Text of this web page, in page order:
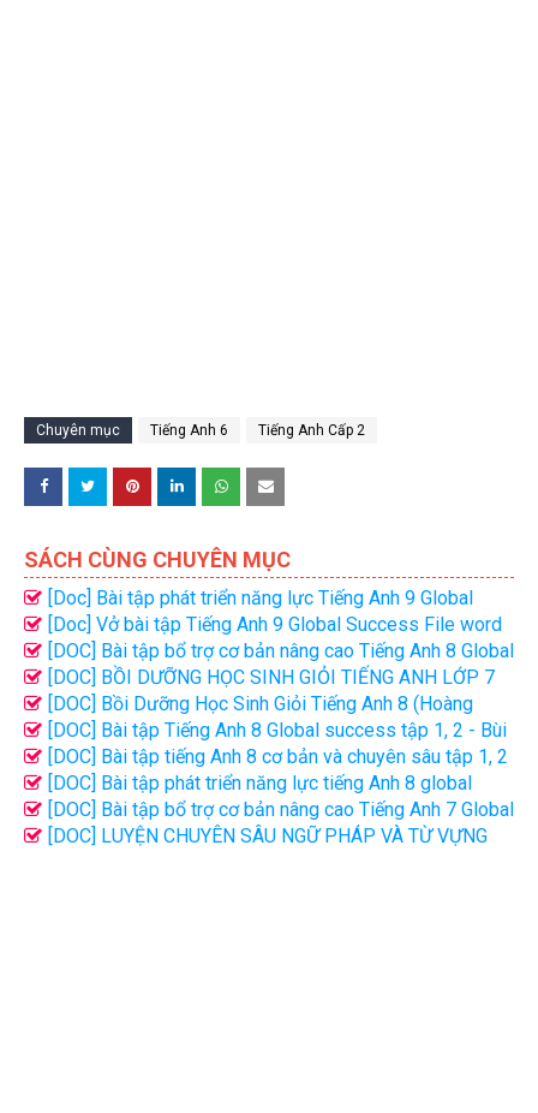
Chuyên mục Tiếng Anh 6 Tiếng Anh Cấp 2
SÁCH CÙNG CHUYÊN MỤC
[Doc] Bài tập phát triển năng lực Tiếng Anh 9 Global
Success file word có đáp án
[Doc] Vở bài tập Tiếng Anh 9 Global Success File word
có đáp án
[DOC] Bài tập bổ trợ cơ bản nâng cao Tiếng Anh 8 Global
success tập 1, 2 - Bùi Văn Vinh
[DOC] BỒI DƯỠNG HỌC SINH GIỎI TIẾNG ANH LỚP 7
(Theo chương trình SGK mới)
[DOC] Bồi Dưỡng Học Sinh Giỏi Tiếng Anh 8 (Hoàng
Thanh - Minh Luận)
[DOC] Bài tập Tiếng Anh 8 Global success tập 1, 2 - Bùi
Văn Vinh[DOC] Bài tập tiếng Anh 8 cơ bản và chuyên sâu tập 1, 2
- Louis Phan, Lan Hương...
[DOC] Bài tập phát triển năng lực tiếng Anh 8 global
success - Nguyễn Thị Chi
[DOC] Bài tập bổ trợ cơ bản nâng cao Tiếng Anh 7 Global
success tập 1, 2 - Bùi Văn Vinh
[DOC] LUYỆN CHUYÊN SÂU NGỮ PHÁP VÀ TỪ VỰNG